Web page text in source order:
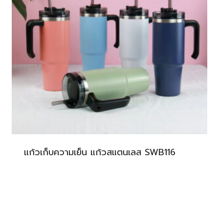
แก้วเก็บความเย็น แก้วสแตนเลส SWB116